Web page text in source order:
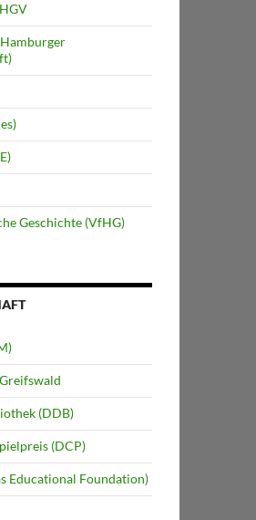
Geschichte (VfHG)
(DDB)
(DCP)
Educational Foundation)